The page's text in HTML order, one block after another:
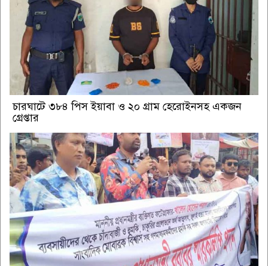
চারঘাটে ৩৮৪ পিস ইয়াবা ও ২০ গ্রাম হেরোইনসহ একজন
গ্রেপ্তার